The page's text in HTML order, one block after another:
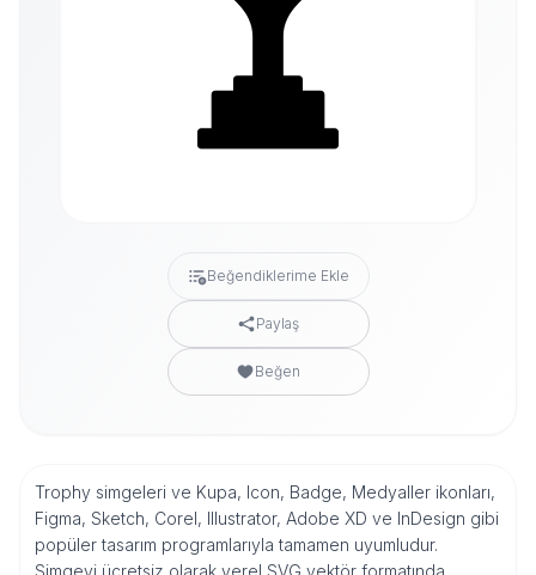
Beğendiklerime Ekle
Paylaş
Beğen
Trophy simgeleri ve Kupa, Icon, Badge, Medyaller ikonları,
Figma, Sketch, Corel, Illustrator, Adobe XD ve InDesign gibi
popüler tasarım programlarıyla tamamen uyumludur.
Simgeyi ücretsiz olarak yerel SVG vektör formatında